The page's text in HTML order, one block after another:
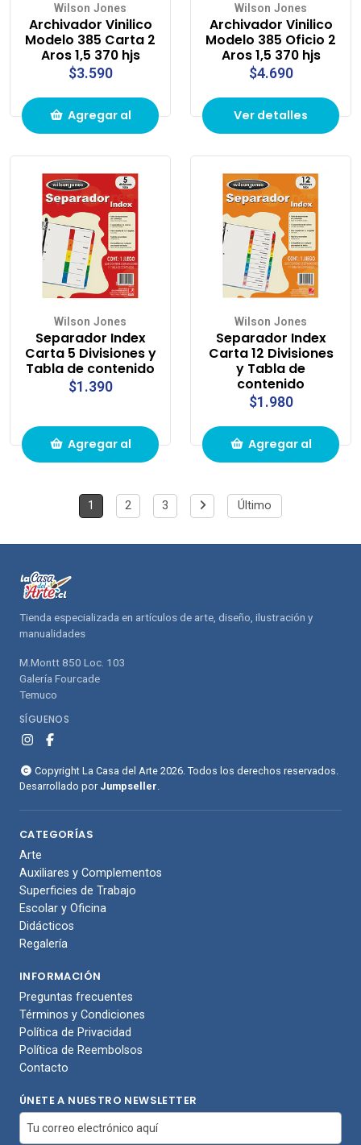
Wilson Jones
Archivador Vinilico
Modelo 385 Carta 2
Aros 1,5 370 hjs
$3.590
Agregar al
compras
Wilson Jones
Archivador Vinilico
Modelo 385 Oficio 2
Aros 1,5 370 hjs
$4.690
Ver detalles
Wilson Jones
Separador Index
Carta 5 Divisiones y
Tabla de contenido
$1.390
Agregar al
compras
Wilson Jones
Separador Index
Carta 12 Divisiones
y Tabla de
contenido
$1.980
Agregar al
compras
1 2 3 Último
Tienda especializada en artículos de arte, diseño, ilustración y
manualidades
M.Montt 850 Loc. 103
Galería Fourcade
Temuco
SÍGUENOS
Copyright La Casa del Arte 2026. Todos los derechos reservados.
Desarrollado por Jumpseller
CATEGORÍAS
Arte
Auxiliares y Complementos
Superficies de Trabajo
Escolar y Oficina
Didácticos
Regalería
INFORMACIÓN
Preguntas frecuentes
Términos y Condiciones
Política de Privacidad
Política de Reembolsos
Contacto
ÚNETE A NUESTRO NEWSLETTER